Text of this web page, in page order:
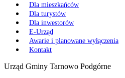
Dla mieszkańców
Dla turystów
Dla inwestorów
E-Urząd
Awarie i planowane wyłączenia
Kontakt
Urząd Gminy Tarnowo Podgórne